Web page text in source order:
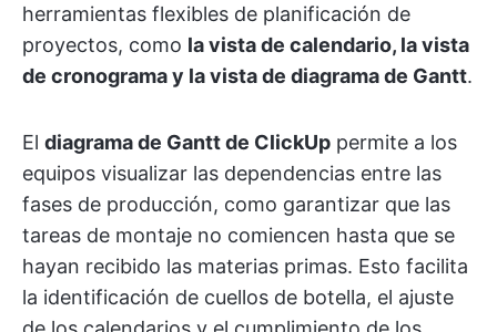
herramientas flexibles de planificación de
proyectos, como la vista de calendario, la vista
de cronograma y la vista de diagrama de Gantt.
El diagrama de Gantt de ClickUp permite a los
equipos visualizar las dependencias entre las
fases de producción, como garantizar que las
tareas de montaje no comiencen hasta que se
hayan recibido las materias primas. Esto facilita
la identificación de cuellos de botella, el ajuste